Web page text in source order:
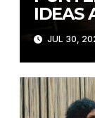
IDEAS
JUL 30,